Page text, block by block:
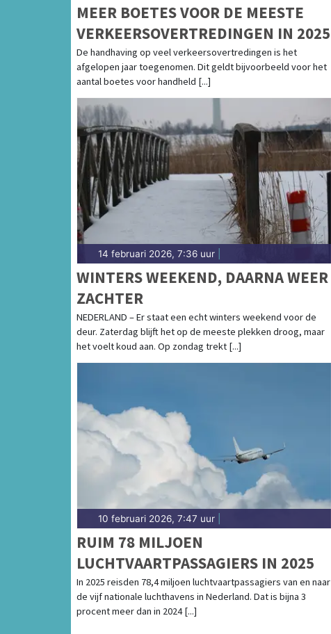
MEER BOETES VOOR DE MEESTE
VERKEERSOVERTREDINGEN IN 2025
De handhaving op veel verkeersovertredingen is het
afgelopen jaar toegenomen. Dit geldt bijvoorbeeld voor het
aantal boetes voor handheld [...]
14 februari 2026, 7:36 uur
WINTERS WEEKEND, DAARNA WEER
ZACHTER
NEDERLAND – Er staat een echt winters weekend voor de
deur. Zaterdag blijft het op de meeste plekken droog, maar
het voelt koud aan. Op zondag trekt [...]
10 februari 2026, 7:47 uur
RUIM 78 MILJOEN
LUCHTVAARTPASSAGIERS IN 2025
In 2025 reisden 78,4 miljoen luchtvaartpassagiers van en naar
de vijf nationale luchthavens in Nederland. Dat is bijna 3
procent meer dan in 2024 [...]